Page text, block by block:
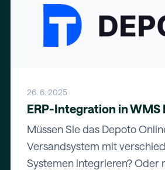
26. 6. 2025
ERP-Integration in WMS
Müssen Sie das Depoto
Versandsystem mit
Systemen integrieren? Oder